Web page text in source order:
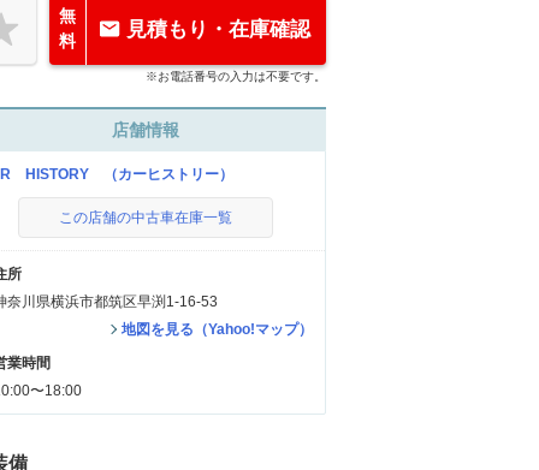
無
料
見積もり・在庫確認
※お電話番号の入力は不要です。
店舗情報
HISTORY （カーヒストリー）
この店舗の中古車在庫一覧
所
奈川県横浜市都筑区早渕1-16-53
地図を見る（Yahoo!マップ）
業時間
〜18:00
備